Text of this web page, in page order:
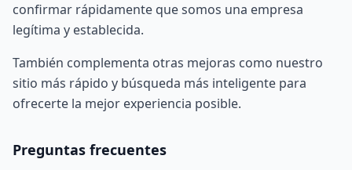
confirmar rápidamente que somos una empresa
legítima y establecida.
También complementa otras mejoras como nuestro
sitio más rápido y búsqueda más inteligente para
ofrecerte la mejor experiencia posible.
Preguntas frecuentes